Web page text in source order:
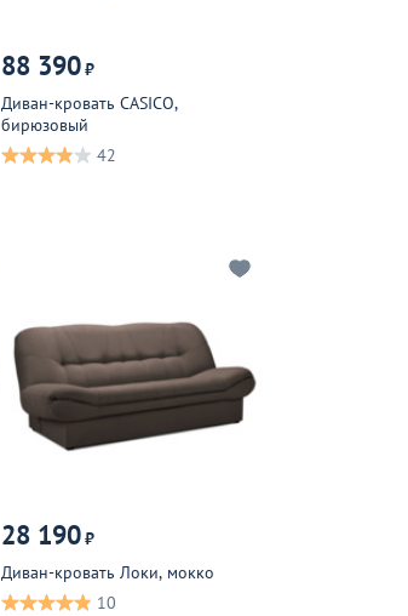
88 390₽
Диван-кровать CASICO,
бирюзовый
42
28 190₽
Диван-кровать Локи, мокко
10